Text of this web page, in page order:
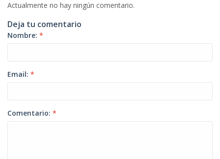
Actualmente no hay ningún comentario.
Deja tu comentario
Nombre: *
Email: *
Comentario: *